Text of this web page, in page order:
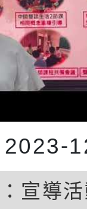
2023-
宣導